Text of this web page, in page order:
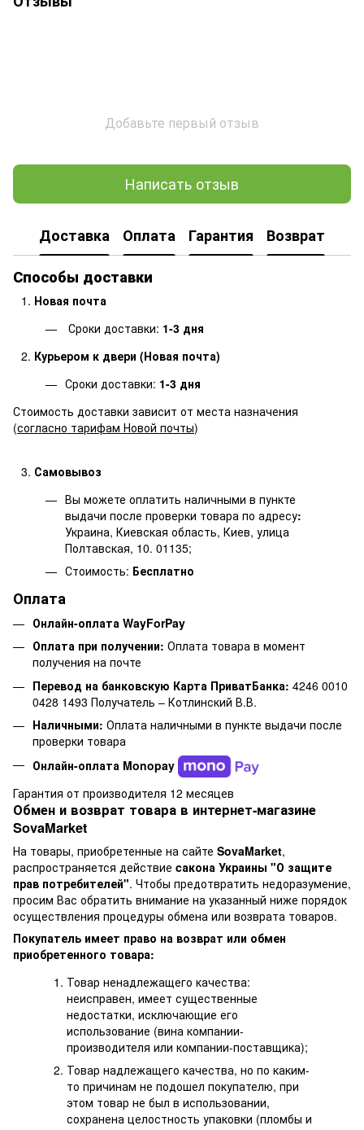
Добавьте первый отзыв
Написать отзыв
Доставка Оплата Гарантия
Возврат
Способы доставки
Новая почта
Сроки доставки: 1-3 дня
Курьером к двери (Новая почта)
Сроки доставки: 1-3 дня
Стоимость доставки зависит от места назначения
(согласно тарифам Новой почты)
Самовывоз
Вы можете оплатить наличными в пункте
выдачи после проверки товара по адресу:
Украина, Киевская область, Киев, улица
Полтавская, 10. 01135;
Стоимость: Бесплатно
Оплата
Онлайн-оплата WayForPay
Оплата при получении: Оплата товара в момент
получения на почте
Перевод на банковскую Карта ПриватБанка: 4246 0010
0428 1493 Получатель – Котлинский В.В.
Наличными: Оплата наличными в пункте выдачи после
проверки товара
Онлайн-оплата Monopay
Гарантия от производителя 12 месяцев
Обмен и возврат товара в интернет-магазине
SovaMarket
На товары, приобретенные на сайте SovaMarket,
распространяется действие cакона Украины "О защите
прав потребителей". Чтобы предотвратить недоразумение,
просим Вас обратить внимание на указанный ниже порядок
осуществления процедуры обмена или возврата товаров.
Покупатель имеет право на возврат или обмен
приобретенного товара:
Товар ненадлежащего качества:
неисправен, имеет существенные
недостатки, исключающие его
использование (вина компании-
производителя или компании-поставщика);
Товар надлежащего качества, но по каким-
то причинам не подошел покупателю, при
этом товар не был в использовании,
сохранена целостность упаковки (пломбы и